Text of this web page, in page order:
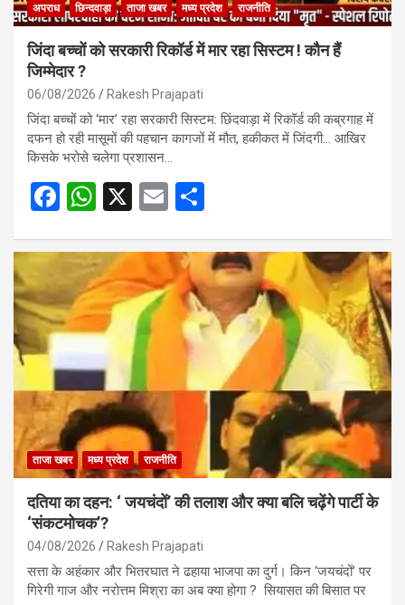
अपराध छिन्दवाड़ा ताजा खबर मध्य प्रदेश राजनीति
जिंदा बच्चों को सरकारी रिकॉर्ड में मार रहा सिस्टम ! कौन हैं
जिम्मेदार ?
06/08/2026 Rakesh Prajapati
जिंदा बच्चों को ‘मार’ रहा सरकारी सिस्टम: छिंदवाड़ा में रिकॉर्ड की कब्रगाह में
दफन हो रही मासूमों की पहचान कागजों में मौत, हकीकत में जिंदगी… आखिर
किसके भरोसे चलेगा प्रशासन…
F
ce
b
o
o
k
W
at
s
A
p
p
X
E
ail ar
e
ताजा खबर मध्य प्रदेश राजनीति
दतिया का दहन: ‘ जयचंदों’ की तलाश और क्या बलि चढ़ेंगे पार्टी के
‘संकटमोचक’?
04/08/2026 Rakesh Prajapati
सत्ता के अहंकार और भितरघात ने ढहाया भाजपा का दुर्ग। किन ‘जयचंदों’ पर
गिरेगी गाज और नरोत्तम मिश्रा का अब क्या होगा ? सियासत की बिसात पर